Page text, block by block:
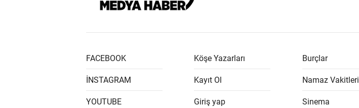
FACEBOOK
İNSTAGRAM
YOUTUBE
Köşe Yazarları
Kayıt Ol
Giriş yap
Burçlar
Namaz Vakitleri
Sinema